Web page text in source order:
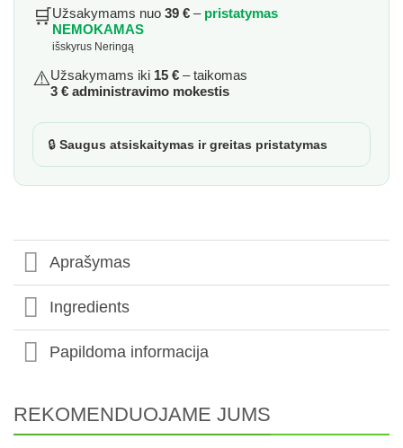
🛒Užsakymams nuo 39 € – pristatymas
NEMOKAMAS
išskyrus Neringą
⚠️Užsakymams iki 15 € – taikomas
3 € administravimo mokestis
🔒 Saugus atsiskaitymas ir greitas pristatymas
Aprašymas
Ingredients
Papildoma informacija
REKOMENDUOJAME JUMS